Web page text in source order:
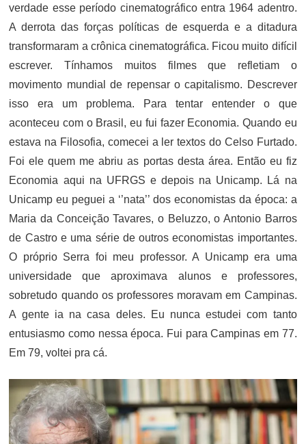
verdade esse período cinematográfico entra 1964 adentro.
A derrota das forças políticas de esquerda e a ditadura
transformaram a crônica cinematográfica. Ficou muito difícil
escrever. Tínhamos muitos filmes que refletiam o
movimento mundial de repensar o capitalismo. Descrever
isso era um problema. Para tentar entender o que
aconteceu com o Brasil, eu fui fazer Economia. Quando eu
estava na Filosofia, comecei a ler textos do Celso Furtado.
Foi ele quem me abriu as portas desta área. Então eu fiz
Economia aqui na UFRGS e depois na Unicamp. Lá na
Unicamp eu peguei a ‘’nata’’ dos economistas da época: a
Maria da Conceição Tavares, o Beluzzo, o Antonio Barros
de Castro e uma série de outros economistas importantes.
O próprio Serra foi meu professor. A Unicamp era uma
universidade que aproximava alunos e professores,
sobretudo quando os professores moravam em Campinas.
A gente ia na casa deles. Eu nunca estudei com tanto
entusiasmo como nessa época. Fui para Campinas em 77.
Em 79, voltei pra cá.